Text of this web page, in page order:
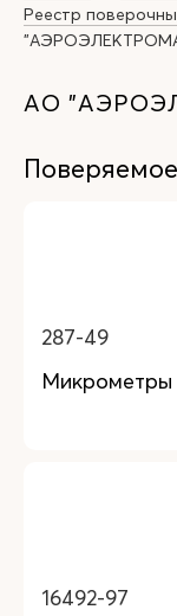
Реестр
АО
287-49
16492-97